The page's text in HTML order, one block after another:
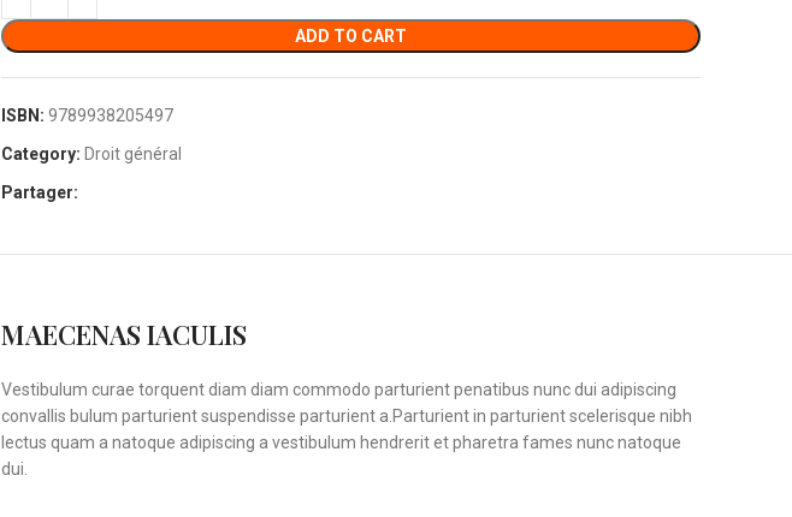
ADD TO CART
ISBN: 9789938205497
Category: Droit général
Partager:
MAECENAS IACULIS
Vestibulum curae torquent diam diam commodo parturient penatibus nunc dui adipiscing
convallis bulum parturient suspendisse parturient a.Parturient in parturient scelerisque nibh
lectus quam a natoque adipiscing a vestibulum hendrerit et pharetra fames nunc natoque
dui.